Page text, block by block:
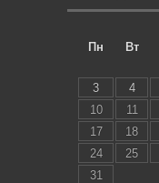
Пн
Вт
3
4
10
11
17
18
24
25
31